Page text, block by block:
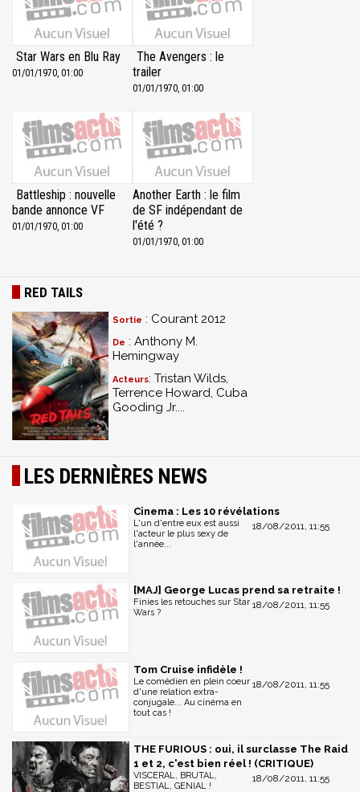
Star Wars en Blu Ray
01/01/1970, 01:00
The Avengers : le
trailer
01/01/1970, 01:00
Battleship : nouvelle
bande annonce VF
01/01/1970, 01:00
Another Earth : le film
de SF indépendant de
l'été ?
01/01/1970, 01:00
RED TAILS
Sortie : Courant 2012
De : Anthony M.
Hemingway
Acteurs: Tristan Wilds,
Terrence Howard, Cuba
Gooding Jr....
LES DERNIÈRES NEWS
Cinema : Les 10 révélations
18/08/2011, 11:55
L'un d'entre eux est aussi
l'acteur le plus sexy de
l'année...
[MAJ] George Lucas prend sa retraite !
18/08/2011, 11:55
Finies les retouches sur Star
Wars ?
Tom Cruise infidèle !
18/08/2011, 11:55
Le comédien en plein coeur
d'une relation extra-
conjugale... Au cinéma en
tout cas !
THE FURIOUS : oui, il surclasse The Raid
1 et 2, c'est bien réel ! (CRITIQUE)
18/08/2011, 11:55
VISCERAL, BRUTAL,
BESTIAL, GENIAL !